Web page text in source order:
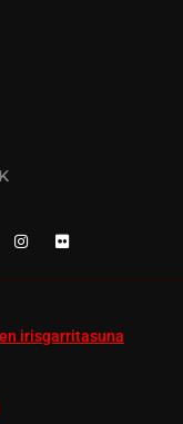
irisgarritasuna